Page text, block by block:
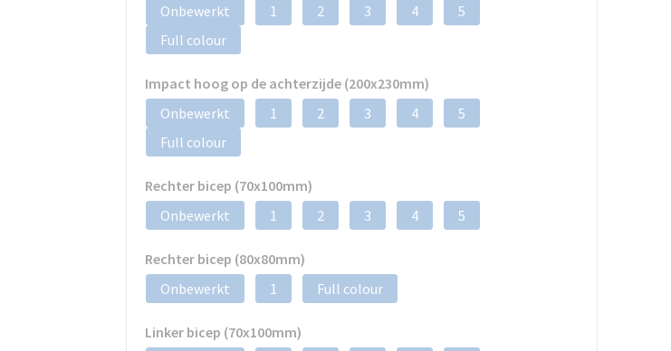
Onbewerkt
1 2 3 4
5
Full colour
Impact hoog op de achterzijde (200x230mm)
Onbewerkt
1 2 3 4
5
Full colour
Rechter bicep (70x100mm)
Onbewerkt
1 2 3 4 5
Rechter bicep (80x80mm)
Onbewerkt
1 Full colour
Linker bicep (70x100mm)